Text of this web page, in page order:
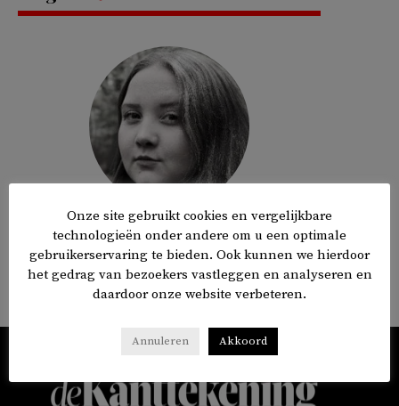
Journalist.
2 ARTIKELS
Onze site gebruikt cookies en vergelijkbare
technologieën onder andere om u een optimale
gebruikerservaring te bieden. Ook kunnen we hierdoor
het gedrag van bezoekers vastleggen en analyseren en
daardoor onze website verbeteren.
Annuleren Akkoord